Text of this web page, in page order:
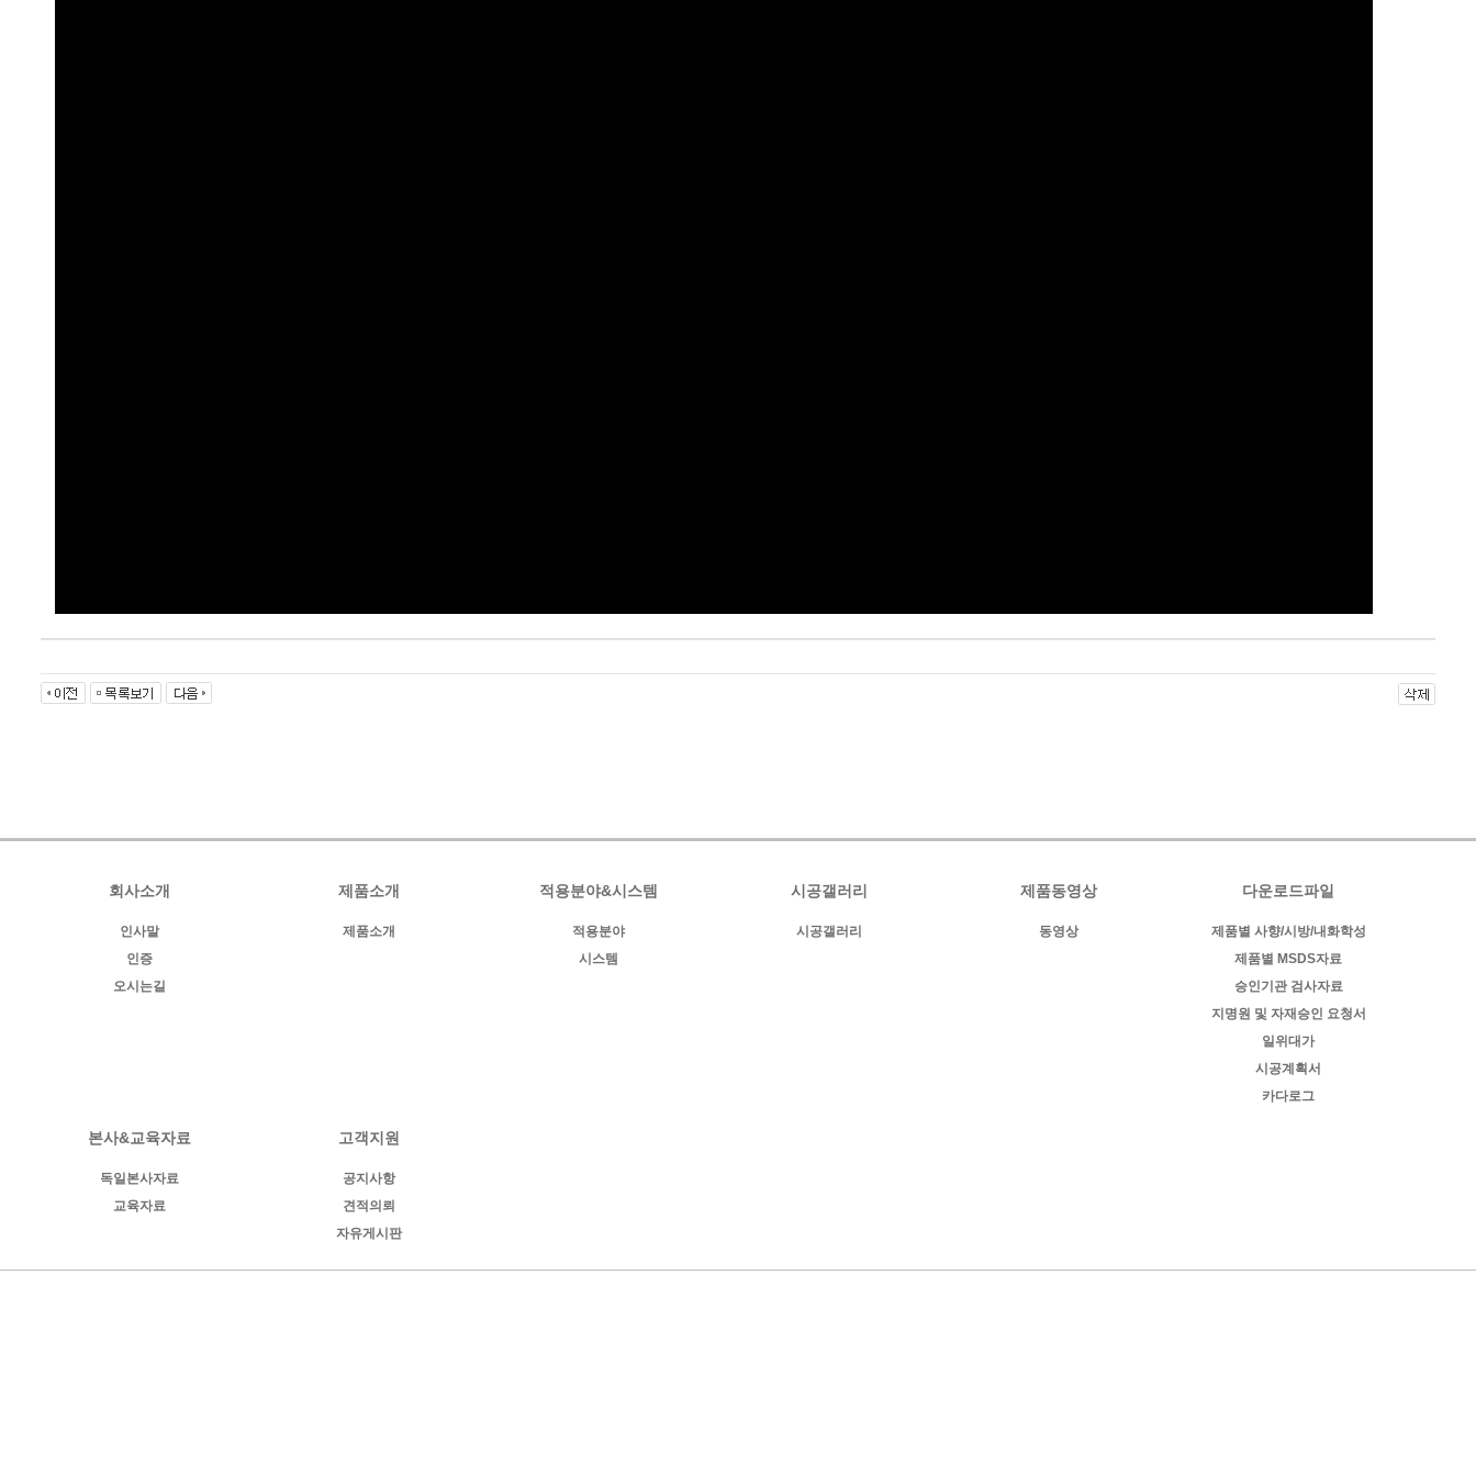
회사소개
인사말
인증
오시는길
제품소개
제품소개
적용분야&시스템
적용분야
시스템
시공갤러리
시공갤러리
제품동영상
동영상
다운로드파일
제품별 사향/시방/내화학성
제품별 MSDS자료
승인기관 검사자료
지명원 및 자재승인 요청서
일위대가
시공계획서
카다로그
본사&교육자료
독일본사자료
교육자료
고객지원
공지사항
견적의뢰
자유게시판